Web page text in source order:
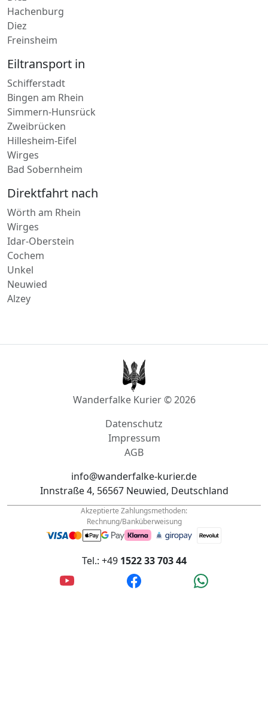
Hachenburg
Diez
Freinsheim
Eiltransport in
Schifferstadt
Bingen am Rhein
Simmern-Hunsrück
Zweibrücken
Hillesheim-Eifel
Wirges
Bad Sobernheim
Direktfahrt nach
Wörth am Rhein
Wirges
Idar-Oberstein
Cochem
Unkel
Neuwied
Alzey
Wanderfalke Kurier © 2026
Datenschutz
Impressum
AGB
info@wanderfalke-kurier.de
Innstraße 4, 56567 Neuwied, Deutschland
Akzeptierte Zahlungsmethoden:
Rechnung/Banküberweisung
Tel.: +49 1522 33 703 44